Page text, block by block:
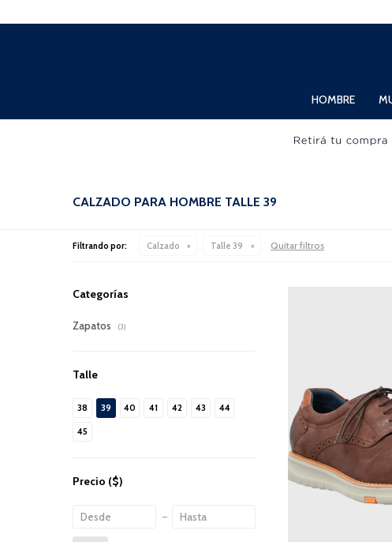
HOMBRE
CALZADO PARA HOMBRE TALLE 39
Filtrando por: Calzado Talle 39 Quitar filtros
Categorías
Zapatos (3)
Talle
38 39 40 41 42 43 44
45
Precio ($)